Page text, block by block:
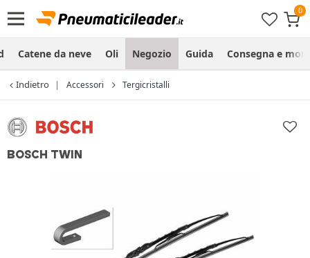
Catene da neve Oli Negozio Guida Consegna e
Indietro Accessori Tergicristalli
BOSCH TWIN